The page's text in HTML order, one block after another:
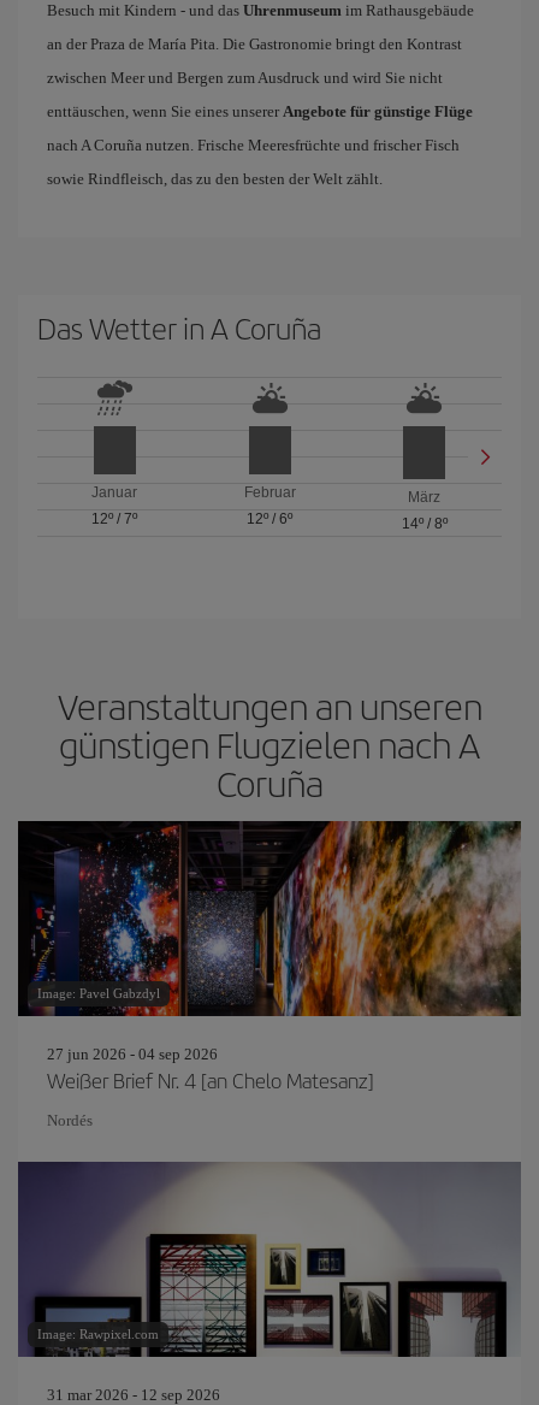
Besuch mit Kindern - und das Uhrenmuseum im Rathausgebäude
an der Praza de María Pita. Die Gastronomie bringt den Kontrast
zwischen Meer und Bergen zum Ausdruck und wird Sie nicht
enttäuschen, wenn Sie eines unserer Angebote für günstige Flüge
nach A Coruña nutzen. Frische Meeresfrüchte und frischer Fisch
sowie Rindfleisch, das zu den besten der Welt zählt.
Das Wetter in A Coruña
Januar
12º /7º
Februar
12º / 6º
März
14º/ 8º
Veranstaltungen an unseren
günstigen Flugzielen nach A
Coruña
Image: Pavel Gabzdyl
27 jun 2026 - 04 sep 2026
Weißer Brief Nr. 4 [an Chelo Matesanz]
Nordés
Image: Rawpixel.com
31 mar 2026 - 12 sep 2026